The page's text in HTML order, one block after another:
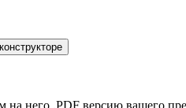
на него .PDF версию вашего